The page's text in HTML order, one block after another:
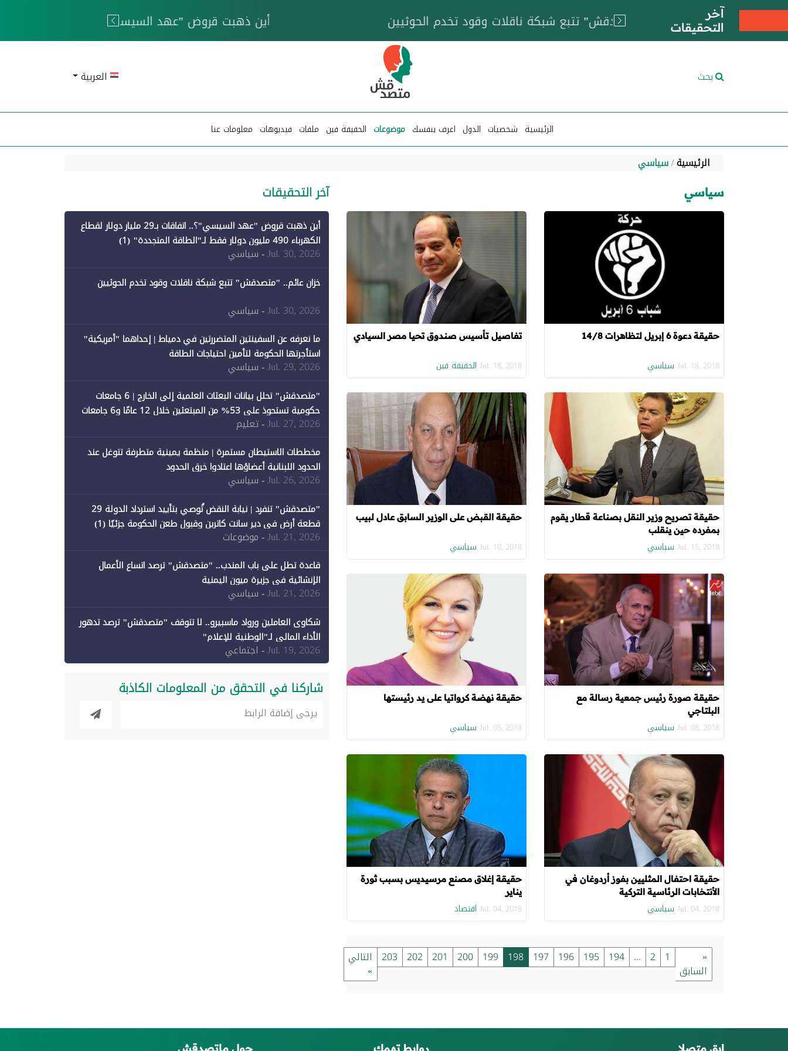
آخر
التحقيقات
خزان عائم.. "متصدقش" تتبع شبكة ناقلات وقود تخدم الحوثيين
بحث العربية
الرئيسية شخصيات الدول اعرف بنفسك موضوعات الحقيقة فين ملفات فيديوهات معلومات عنا
الرئيسية سياسي
سياسي
حقيقة دعوة 6 إبريل لتظاهرات 14/8
Jul. 18, 2018 سياسي
تفاصيل تأسيس صندوق تحيا مصر السيادي
Jul. 18, 2018 الحقيقة فين
حقيقة تصريح وزير النقل بصناعة قطار يقوم
بمفرده حين ينقلب
Jul. 15, 2018 سياسي
حقيقة القبض على الوزير السابق عادل لبيب
Jul. 10, 2018 سياسي
حقيقة صورة رئيس جمعية رسالة مع
البلتاجي
Jul. 08, 2018 سياسي
حقيقة نهضة كرواتيا على يد رئيستها
Jul. 05, 2018 سياسي
حقيقة احتفال المثليين بفوز أردوغان في
الأنتخابات الرئاسية التركية
Jul. 04, 2018 سياسي
حقيقة إغلاق مصنع مرسيديس بسبب ثورة
يناير
Jul. 04, 2018 اقتصاد
«
السابق
1
2
...
194
195
196
197
198
199
200
201
202
203 التالي
»
آخر التحقيقات
أين ذهبت قروض "عهد السيسي"؟.. اتفاقات بـ29 مليار دولار لقطاع
الكهرباء 490 مليون دولار فقط لـ"الطاقة المتجددة" (1)
Jul. 30, 2026- سياسي
خزان عائم.. "متصدقش" تتبع شبكة ناقلات وقود تخدم الحوثيين
Jul. 30, 2026- سياسي
ما نعرفه عن السفينتين المتضررتين في دمياط | إحداهما "أمريكية"
استأجرتها الحكومة لتأمين احتياجات الطاقة
Jul. 29, 2026- سياسي
"متصدقش" تحلل بيانات البعثات العلمية إلى الخارج | 6 جامعات
حكومية تستحوذ على 53% من المبتعثين خلال 12 عامًا و6 جامعات
كان نصيبها 1% فقط
Jul. 27, 2026- تعليم
مخططات الاستيطان مستمرة | منظمة يمينية متطرفة تتوغل عند
الحدود اللبنانية أعضاؤها اعتادوا خرق الحدود
Jul. 26, 2026- سياسي
"متصدقش" تنفرد | نيابة النقض تُوصي بتأييد استرداد الدولة 29
قطعة أرض في دير سانت كاترين وقبول طعن الحكومة جزئيًا (1)
Jul. 21, 2026- موضوعات
قاعدة تطل على باب المندب.. "متصدقش" ترصد اتساع الأعمال
الإنشائية في جزيرة ميون اليمنية
Jul. 21, 2026- سياسي
شكاوى العاملين ورواد ماسبيرو.. لا تتوقف "متصدقش" ترصد تدهور
الأداء المالي لـ"الوطنية للإعلام"
Jul. 19, 2026- اجتماعي
شاركنا في التحقق من المعلومات الكاذبة
ابق متصلا روابط تهمك حول ماتصدقش